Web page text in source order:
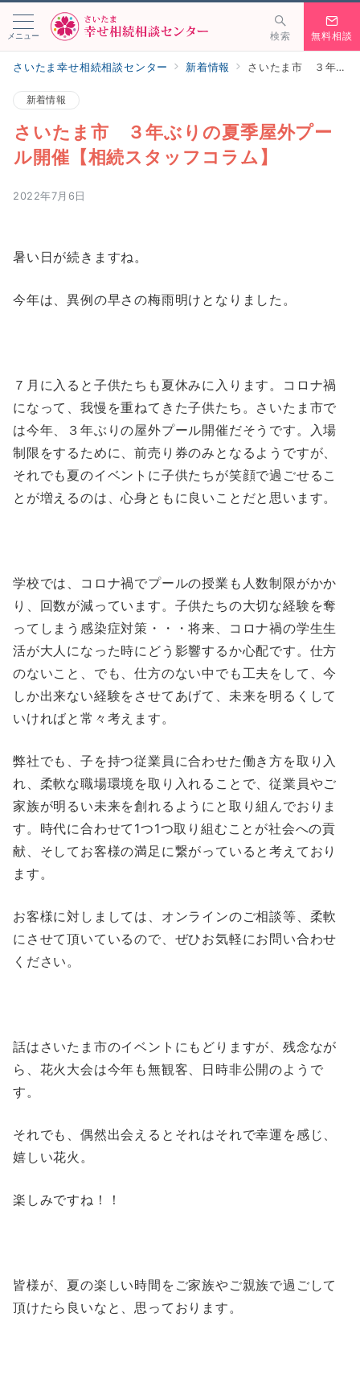
メニュー 検索 無料相談
さいたま幸せ相続相談センター 新着情報 さいたま市 ３年ぶりの夏季屋外プール開催【相続スタッフコラム】
新着情報
さいたま市 ３年ぶりの夏季屋外プー
ル開催【相続スタッフコラム】
2022年7月6日
暑い日が続きますね。
今年は、異例の早さの梅雨明けとなりました。
７月に入ると子供たちも夏休みに入ります。コロナ禍
になって、我慢を重ねてきた子供たち。さいたま市で
は今年、３年ぶりの屋外プール開催だそうです。入場
制限をするために、前売り券のみとなるようですが、
それでも夏のイベントに子供たちが笑顔で過ごせるこ
とが増えるのは、心身ともに良いことだと思います。
学校では、コロナ禍でプールの授業も人数制限がかか
り、回数が減っています。子供たちの大切な経験を奪
ってしまう感染症対策・・・将来、コロナ禍の学生生
活が大人になった時にどう影響するか心配です。仕方
のないこと、でも、仕方のない中でも工夫をして、今
しか出来ない経験をさせてあげて、未来を明るくして
いければと常々考えます。
弊社でも、子を持つ従業員に合わせた働き方を取り入
れ、柔軟な職場環境を取り入れることで、従業員やご
家族が明るい未来を創れるようにと取り組んでおりま
す。時代に合わせて1つ1つ取り組むことが社会への貢
献、そしてお客様の満足に繋がっていると考えており
ます。
お客様に対しましては、オンラインのご相談等、柔軟
にさせて頂いているので、ぜひお気軽にお問い合わせ
ください。
話はさいたま市のイベントにもどりますが、残念なが
ら、花火大会は今年も無観客、日時非公開のようで
す。
それでも、偶然出会えるとそれはそれで幸運を感じ、
嬉しい花火。
楽しみですね！！
皆様が、夏の楽しい時間をご家族やご親族で過ごして
頂けたら良いなと、思っております。